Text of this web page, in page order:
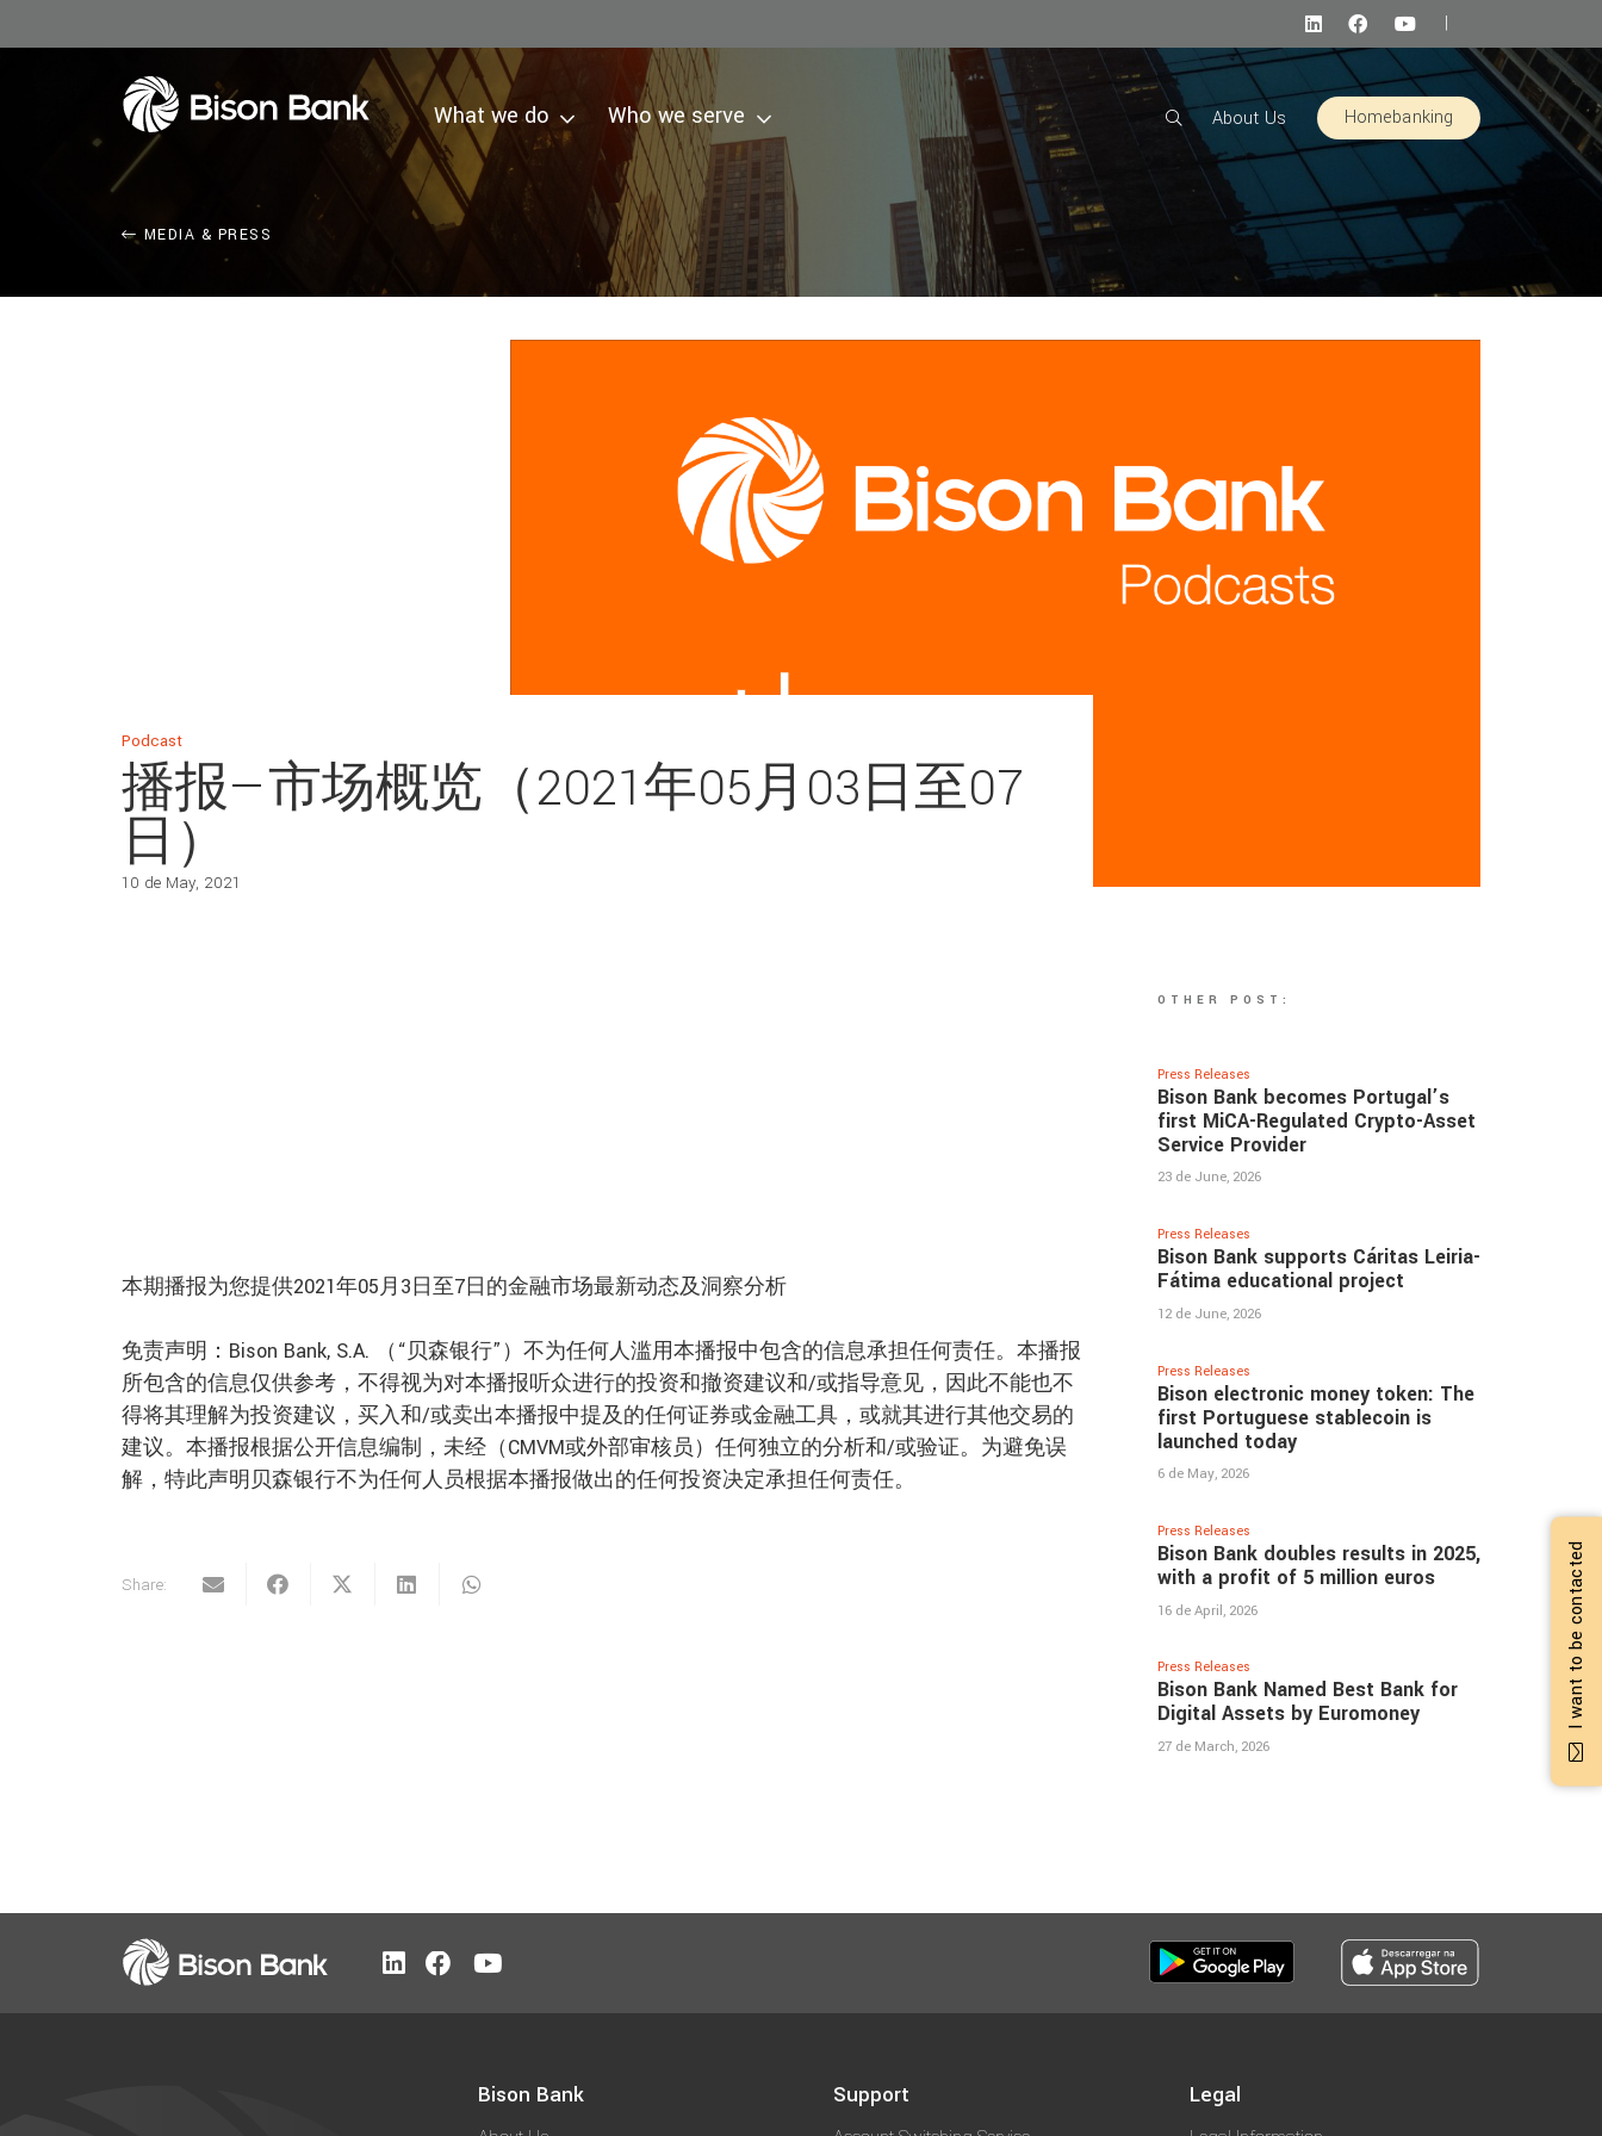
|
What we do Who we serve About Us Homebanking
MEDIA & PRESS
Podcast
播报—市场概览（2021年05月03日至07
日）
10 de May, 2021
本期播报为您提供2021年05月3日至7日的金融市场最新动态及洞察分析
免责声明：Bison Bank, S.A. （“贝森银行”）不为任何人滥用本播报中包含的信息承担任何责任。本播报
所包含的信息仅供参考，不得视为对本播报听众进行的投资和撤资建议和/或指导意见，因此不能也不
得将其理解为投资建议，买入和/或卖出本播报中提及的任何证券或金融工具，或就其进行其他交易的
建议。本播报根据公开信息编制，未经（CMVM或外部审核员）任何独立的分析和/或验证。为避免误
解，特此声明贝森银行不为任何人员根据本播报做出的任何投资决定承担任何责任。
Share:
OTHER POST:
Press Releases
Bison Bank becomes Portugal’s
first MiCA-Regulated Crypto-Asset
Service Provider
23 de June, 2026
Press Releases
Bison Bank supports Cáritas Leiria-
Fátima educational project
12 de June, 2026
Press Releases
Bison electronic money token: The
first Portuguese stablecoin is
launched today
6 de May, 2026
Press Releases
Bison Bank doubles results in 2025,
with a profit of 5 million euros
16 de April, 2026
Press Releases
Bison Bank Named Best Bank for
Digital Assets by Euromoney
27 de March, 2026
Bison Bank Support Legal
I want to be contacted